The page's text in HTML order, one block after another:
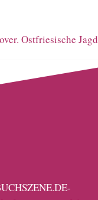
Ostfriesische Jagd